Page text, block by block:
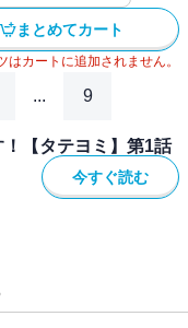
まとめてカート
カートに追加されません。
... 9
【タテヨミ】第1話
今すぐ読む